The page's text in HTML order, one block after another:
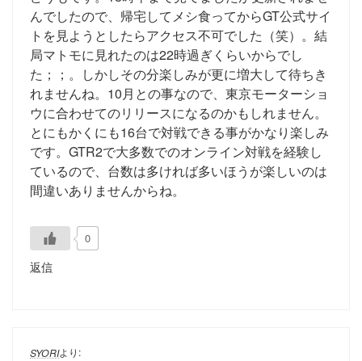
んでしたので、帰宅してメシ食ってからGT公式サイ
トを見ようとしたらアクセス不可でした（笑）。結
局マトモに見れたのは22時過ぎくらいからでし
た；；。しかしその分楽しみが更に増大して待ちき
れませんね。10月との事なので、東京モーターショ
ウに合わせてのリリースになるのかもしれません。
とにもかくにも16台で対戦できる事がかなり楽しみ
です。GTR2で大多数でのオンライン対戦を経験し
ているので、台数は多ければ多いほうが楽しいのは
間違いありませんからね。
0
返信
SYORIより: